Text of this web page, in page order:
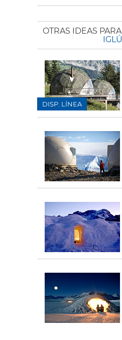
OTRAS IDEAS PARA
IGLÚ
DISP. LÍNEA